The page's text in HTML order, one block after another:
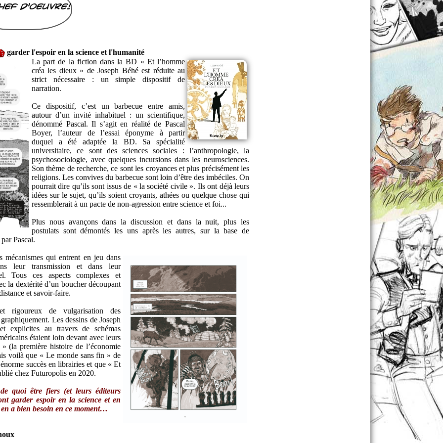
d'oeuvre!
garder l'espoir en la science et l'humanité
La part de la fiction dans la BD « Et l’homme
créa les dieux » de Joseph Béhé est réduite au
strict nécessaire : un simple dispositif de
narration.
Ce dispositif, c’est un barbecue entre amis,
autour d’un invité inhabituel : un scientifique,
dénommé Pascal. Il s’agit en réalité de Pascal
Boyer, l’auteur de l’essai éponyme à partir
duquel a été adaptée la BD. Sa spécialité
universitaire, ce sont des sciences sociales : l’anthropologie, la
psychosociologie, avec quelques incursions dans les neurosciences.
Son thème de recherche, ce sont les croyances et plus précisément les
religions. Les convives du barbecue sont loin d’être des imbéciles. On
pourrait dire qu’ils sont issus de « la société civile ». Ils ont déjà leurs
idées sur le sujet, qu’ils soient croyants, athées ou quelque chose qui
ressemblerait à un pacte de non-agression entre science et foi...
Plus nous avançons dans la discussion et dans la nuit, plus les
postulats sont démontés les uns après les autres, sur la base de
Pascal.
qui entrent en jeu dans
leur transmission et dans leur
Tous ces aspects complexes et
la dextérité d’un boucher découpant
et savoir-faire.
rigoureux de vulgarisation des
Les dessins de Joseph
explicites au travers de schémas
étaient loin devant avec leurs
(la première histoire de l’économie
voilà que « Le monde sans fin » de
succès en librairies et que « Et
chez Futuropolis en 2020.
quoi être fiers (et leurs éditeurs
garder espoir en la science et en
a bien besoin en ce moment…